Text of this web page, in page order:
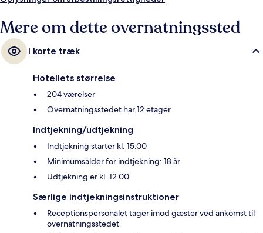
Mere om dette overnatningssted
I korte træk
Hotellets størrelse
204 værelser
Overnatningsstedet har 12 etager
Indtjekning/udtjekning
Indtjekning starter kl. 15.00
Minimumsalder for indtjekning: 18 år
Udtjekning er kl. 12.00
Særlige indtjekningsinstruktioner
Receptionspersonalet tager imod gæster ved ankomst til
overnatningsstedet